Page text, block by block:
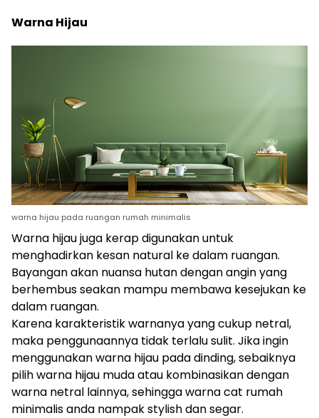
Warna Hijau
warna hijau pada ruangan rumah minimalis
Warna hijau juga kerap digunakan untuk
menghadirkan kesan natural ke dalam ruangan.
Bayangan akan nuansa hutan dengan angin yang
berhembus seakan mampu membawa kesejukan ke
dalam ruangan.
Karena karakteristik warnanya yang cukup netral,
maka penggunaannya tidak terlalu sulit. Jika ingin
menggunakan warna hijau pada dinding, sebaiknya
pilih warna hijau muda atau kombinasikan dengan
warna netral lainnya, sehingga warna cat rumah
minimalis anda nampak stylish dan segar.